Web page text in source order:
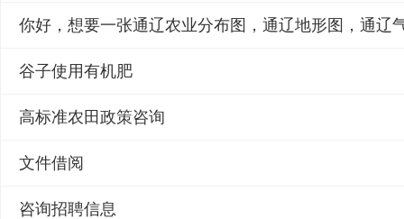
谷子使用有机肥
高标准农田政策咨询
文件借阅
咨询招聘信息